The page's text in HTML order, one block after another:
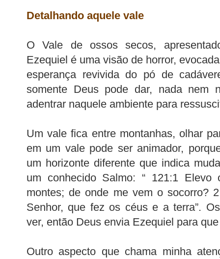
Detalhando aquele vale
O Vale de ossos secos,
Ezequiel é uma visão de horror,
esperança revivida do pó de
somente Deus pode dar, nada nem
adentrar naquele ambiente para
Um vale fica entre montanhas, olhar
em um vale pode ser animador,
um horizonte diferente que indica
um conhecido Salmo: “ 121:1
montes; de onde me vem o socorro?
Senhor, que fez os céus e a terra”.
ver, então Deus envia Ezequiel para
Outro aspecto que chama minha